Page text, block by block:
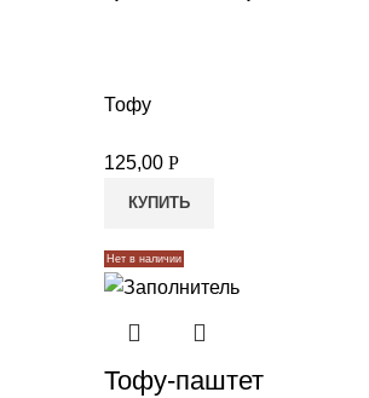
Тофу
125,00 Р
КУПИТЬ
Нет в наличии
Тофу-паштет